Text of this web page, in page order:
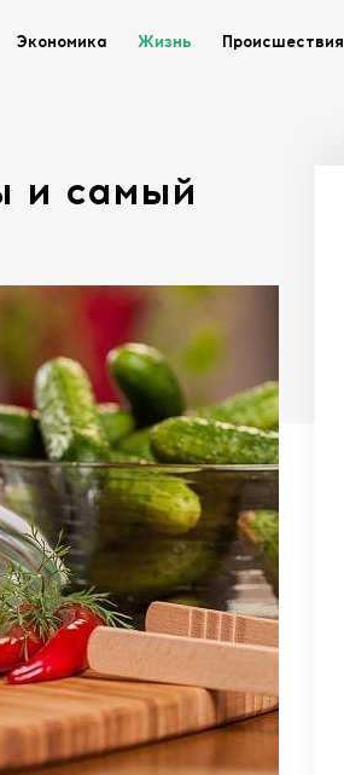
Экономика Жизнь Происшествия
и самый